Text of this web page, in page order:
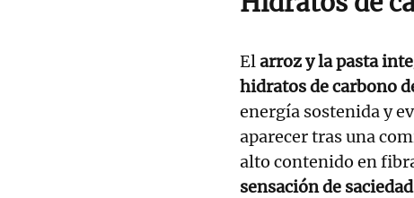
Elarroz y la pasta
hidratos de carbono
energía sostenida y
aparecer tras una
alto contenido en
sensación de saciedad